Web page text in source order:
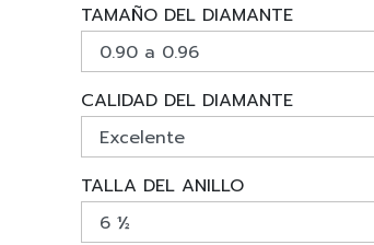
TAMAÑO DEL DIAMANTE
CALIDAD DEL DIAMANTE
TALLA DEL ANILLO